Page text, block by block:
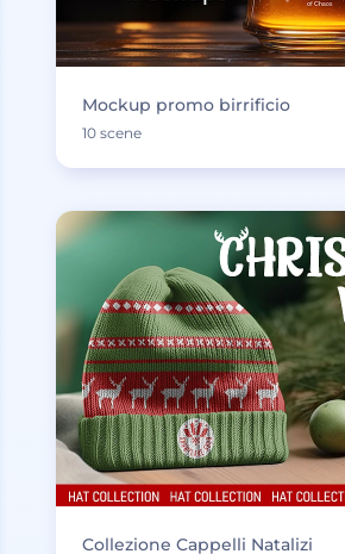
Mockup promo birrificio
10 scene
Collezione Cappelli Natalizi